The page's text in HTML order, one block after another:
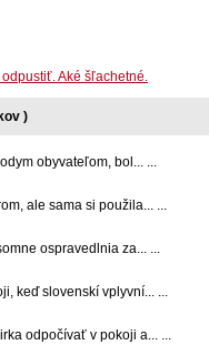
Aké šľachetné.
)
obyvateľom, bol... ...
ale sama si použila... ...
ospravedlnia za... ...
keď slovenskí vplyvní... ...
odpočívať v pokoji a... ...